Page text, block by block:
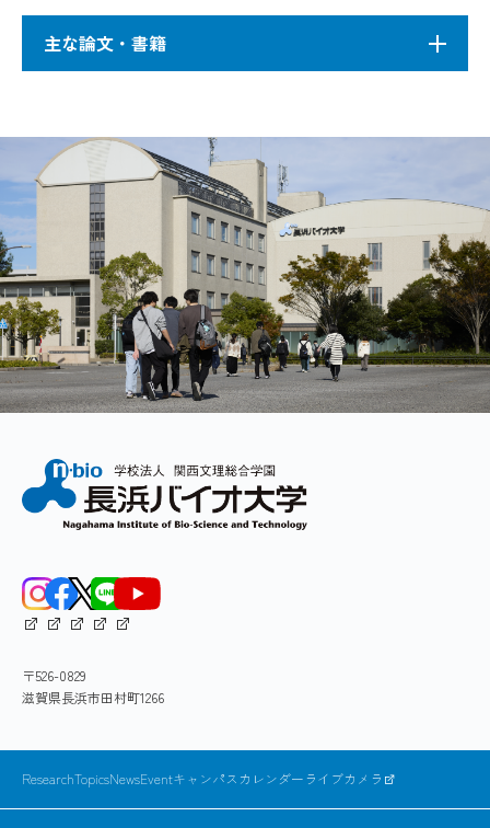
の理解が欠かせません。研究室では、タンパク質
の立体構造に関するさまざまな情報をコンピュー
タで解析。タンパク質複合体の立体構造予測や機
リアリティ上でタンパク質や化合物を操作できる
ソフトウェアの開発も行っています。
卒業研究テーマ例
ランダムフォレストを使った金属イオン結合部
位の予測
3D-Convolutional Neural Networkを用いたPLP結
Virtual Realityを用いたタンパク質の初期段階学
習ソフトの開発
研究室ホームページ
方で、実験的手法だけでは構造を決めることが難
しいタンパク質や、機能がよくわからないタンパ
ク質も数多く残されています。そこで、既知の
予測を行う情報生物学的手法を開発ことが現在の
主な研究テーマです。さらに、複雑なタンパク質
の立体構造をより直感的に理解するために、バー
チャルリアリティを使ったタンパク質立体構造の
観察ソフトウエアの開発なども行っています。
タンパク質と低分子化合物の結合予測
タンパク質に低分子化合物が結合した立体構造
医薬を開発する上での有用な情報基盤です。その
ため、これまでに知られている低分子化合物と結
合したタンパク質の立体構造に基づく情報をデー
Navi2（https://hetpdbnavi.nagahama-i-
bio.ac.jp/）」として公開しています（Fig.1）。さ
らに、このデータベースに登録されている情報に
能の開発や、ドッキング手法に基づく低分子化合
す。
Thanks to advances in experimental technologies,
many protein sequences and three-dimensional
（3D） structures are accumulated in public
developing some bioinformatics methods for
predicting protein functions / 3D structures of
protein complexes. Moreover, to understand the
characteristics of complicated protein 3D structures
intuitively, we develop a visualization software of
protein structures based on virtual reality.
Prediction of Interaction Between Proteins and
Small Molecules
molecules, such as nucleotides, sugars, and ions,
are valuable sources for predicting protein function
and drug design. We provide information of
of them at Het-PDB Navi2
database（https://hetpdbnavi.nagahama-i-bio.ac.jp
）（Fig.1）. Furthermore, we are developing
molecules based on the statistics obtained from
主な論文・書籍
1
Kato JY. Curcumin Derivatives Verify the
Tanaka M, Zhu Y, Shionyu M, Ota N,
F conjugated with cellpenetrating peptides
Med. Chem., 146:636-650 （2018）
3
Shionyu M, Takahashi K, Go M, AS-EAST:
transcripts. Bioinformatics 28:2076-2077 （
on protein structure, interaction and network
Yura K, Shionyu M, Hagino K, Hijikata A,
380:63-71 （2006）
〒526-0829
滋賀県長浜市田村町1266
ResearchTopicsNewsEventキャンパスカレンダーライブカメラ